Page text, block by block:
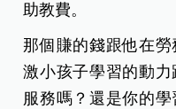
助教費。
那個賺的錢跟他在
激小孩子學習的動
服務嗎？還是你的